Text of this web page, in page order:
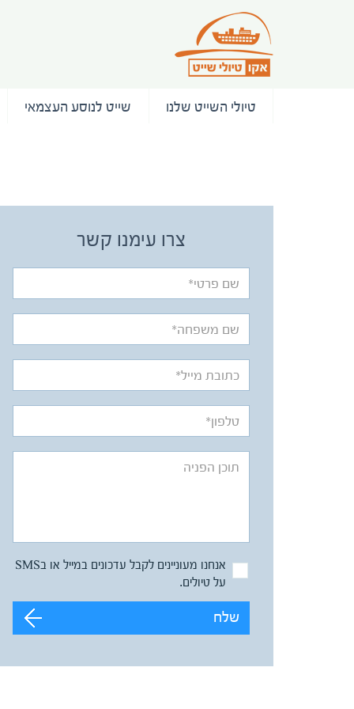
טיולי השייט שלנו שייט לנוסע העצמאי
צרו עימנו קשר
אנחנו מעוניינים לקבל עדכונים במייל או בSMS
על טיולים.
שלח